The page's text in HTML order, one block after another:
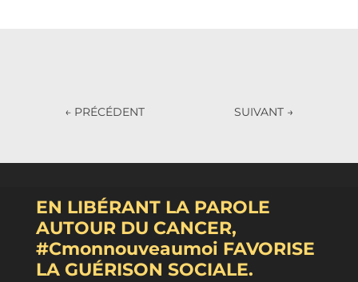
← PRÉCÉDENT SUIVANT →
EN LIBÉRANT LA PAROLE
AUTOUR DU CANCER,
#Cmonnouveaumoi FAVORISE
LA GUÉRISON SOCIALE.